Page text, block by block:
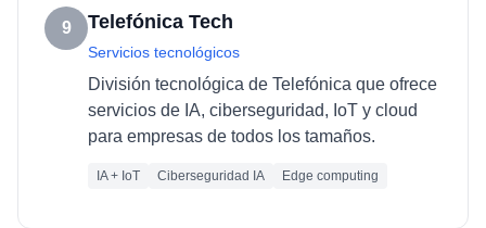
9 Telefónica Tech
Servicios tecnológicos
División tecnológica de Telefónica que ofrece
servicios de IA, ciberseguridad, IoT y cloud
para empresas de todos los tamaños.
IA + IoT Ciberseguridad IA Edge computing